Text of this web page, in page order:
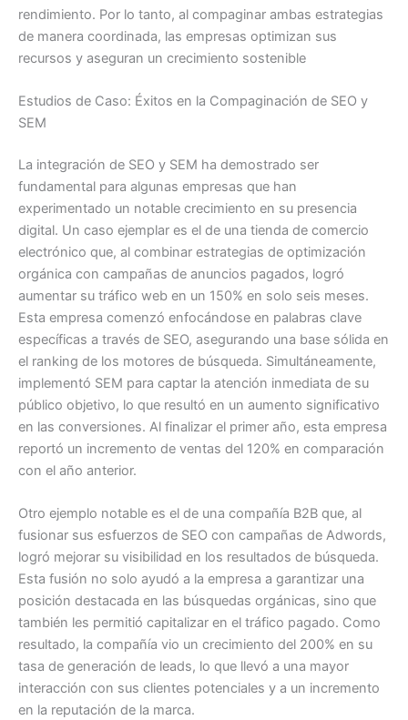
rendimiento. Por lo tanto, al compaginar ambas estrategias
de manera coordinada, las empresas optimizan sus
recursos y aseguran un crecimiento sostenible
Estudios de Caso: Éxitos en la Compaginación de SEO y
SEM
La integración de SEO y SEM ha demostrado ser
fundamental para algunas empresas que han
experimentado un notable crecimiento en su presencia
digital. Un caso ejemplar es el de una tienda de comercio
electrónico que, al combinar estrategias de optimización
orgánica con campañas de anuncios pagados, logró
aumentar su tráfico web en un 150% en solo seis meses.
Esta empresa comenzó enfocándose en palabras clave
específicas a través de SEO, asegurando una base sólida en
el ranking de los motores de búsqueda. Simultáneamente,
implementó SEM para captar la atención inmediata de su
público objetivo, lo que resultó en un aumento significativo
en las conversiones. Al finalizar el primer año, esta empresa
reportó un incremento de ventas del 120% en comparación
con el año anterior.
Otro ejemplo notable es el de una compañía B2B que, al
fusionar sus esfuerzos de SEO con campañas de Adwords,
logró mejorar su visibilidad en los resultados de búsqueda.
Esta fusión no solo ayudó a la empresa a garantizar una
posición destacada en las búsquedas orgánicas, sino que
también les permitió capitalizar en el tráfico pagado. Como
resultado, la compañía vio un crecimiento del 200% en su
tasa de generación de leads, lo que llevó a una mayor
interacción con sus clientes potenciales y a un incremento
en la reputación de la marca.